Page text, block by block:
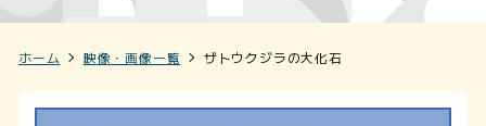
ホーム 映像・画像一覧 ザトウクジラの大化石